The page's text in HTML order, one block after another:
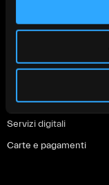
Investimenti
Soluzioni green
Servizi digitali
Carte e pagamenti